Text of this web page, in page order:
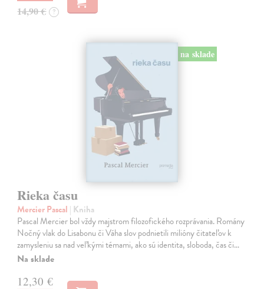
14,90 € ?
na sklade
Rieka času
Mercier Pascal | Kniha
Pascal Mercier bol vždy majstrom filozofického rozprávania. Romány
Nočný vlak do Lisabonu či Váha slov podnietili milióny čitateľov k
zamysleniu sa nad veľkými témami, ako sú identita, sloboda, čas či…
Na sklade
12,30 €